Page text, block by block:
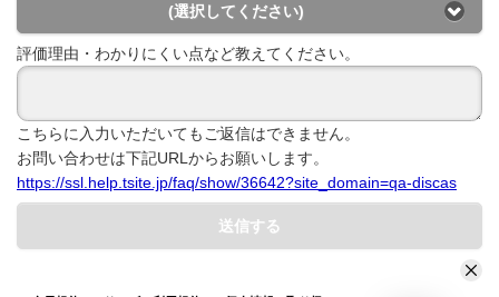
(選択してください)
評価理由・わかりにくい点など教えてください。
こちらに入力いただいてもご返信はできません。
お問い合わせは下記URLからお願いします。
https://ssl.help.tsite.jp/faq/show/36642?site_domain=qa-discas
送信する